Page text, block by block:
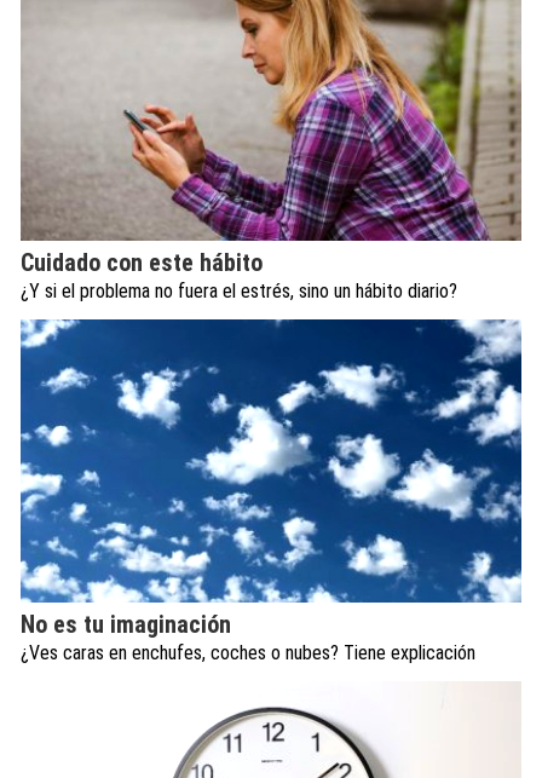
Cuidado con este hábito
¿Y si el problema no fuera el estrés, sino un hábito diario?
No es tu imaginación
¿Ves caras en enchufes, coches o nubes? Tiene explicación